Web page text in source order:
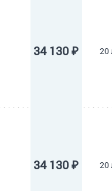
34 130 ₽ 20
34 130 ₽ 20